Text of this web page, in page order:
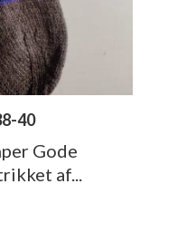
40
Gode
af...